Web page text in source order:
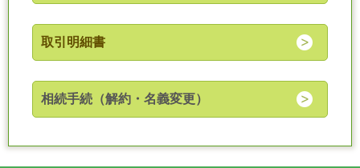
取引明細書
相続手続（解約・名義変更）